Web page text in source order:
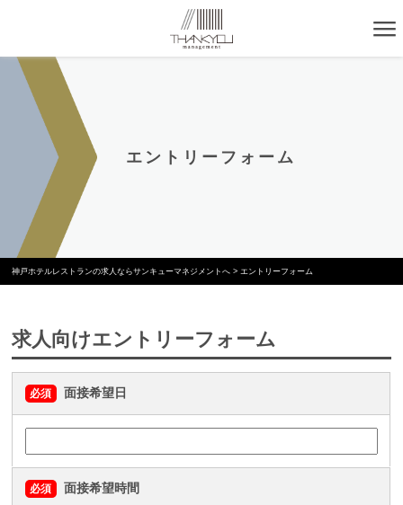
エントリーフォーム
神戸ホテルレストランの求人ならサンキューマネジメントへ > エントリーフォーム
求人向けエントリーフォーム
必須 面接希望日
必須 面接希望時間